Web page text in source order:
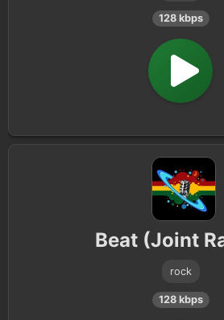
128 kbps
Beat (Joint
rock
128 kbps